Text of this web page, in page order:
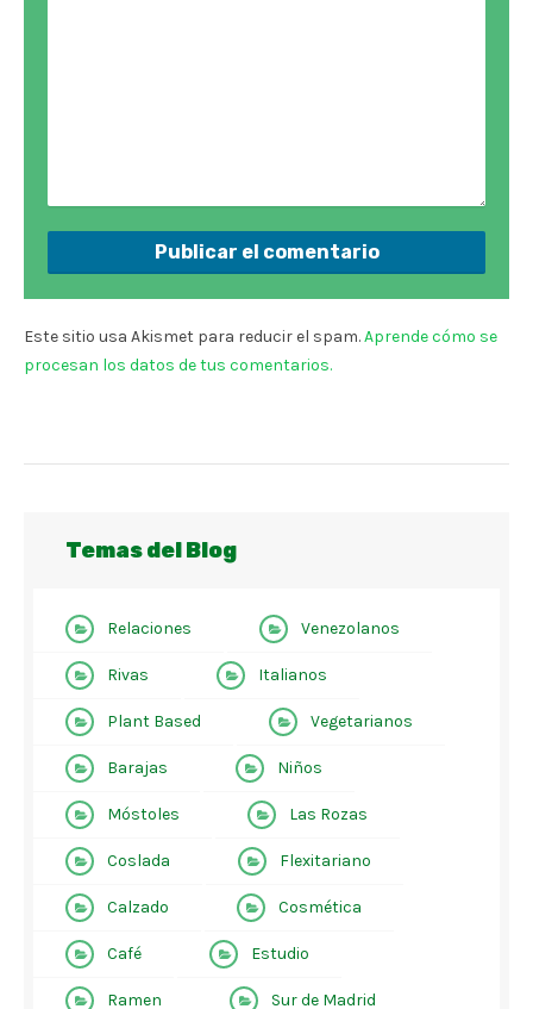
Este sitio usa Akismet para reducir el spam.Aprende cómo se
procesan los datos de tus comentarios.
Temas del Blog
Relaciones Venezolanos
Rivas Italianos
Plant Based Vegetarianos
Barajas Niños
Móstoles Las Rozas
Coslada Flexitariano
Calzado Cosmética
Café Estudio
Ramen Sur de Madrid